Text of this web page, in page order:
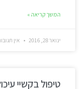
המשך קריאה »
ינואר 28, 2016 אין
טיפול בקשיי